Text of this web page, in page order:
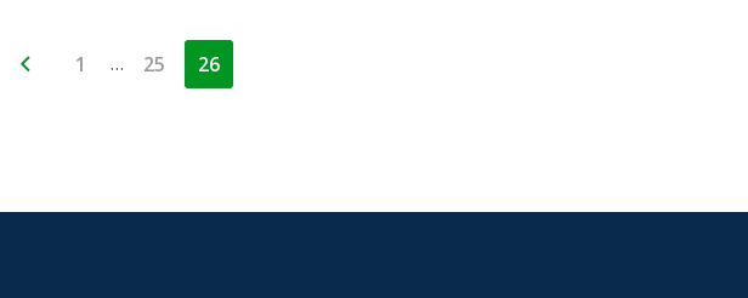
1 … 25 26